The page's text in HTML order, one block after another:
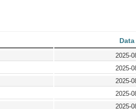
Data
2025-
2025-
2025-
2025-
2025-